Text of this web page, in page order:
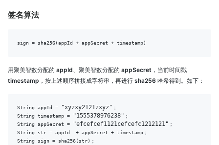
签名算法
用聚美智数分配的 appId 、聚美智数分配的 appSecret ，当前时间戳
timestamp ，按上述顺序拼接成字符串，再进行 sha256 哈希得到。如下：
String appId = "xyzxy2121zxyz" ；
String timestamp =
"1555378976238" ；
String appSecret =
"efcefcef1121cefcefc1212121" ；
String str = appId  + appSecret + timestamp；